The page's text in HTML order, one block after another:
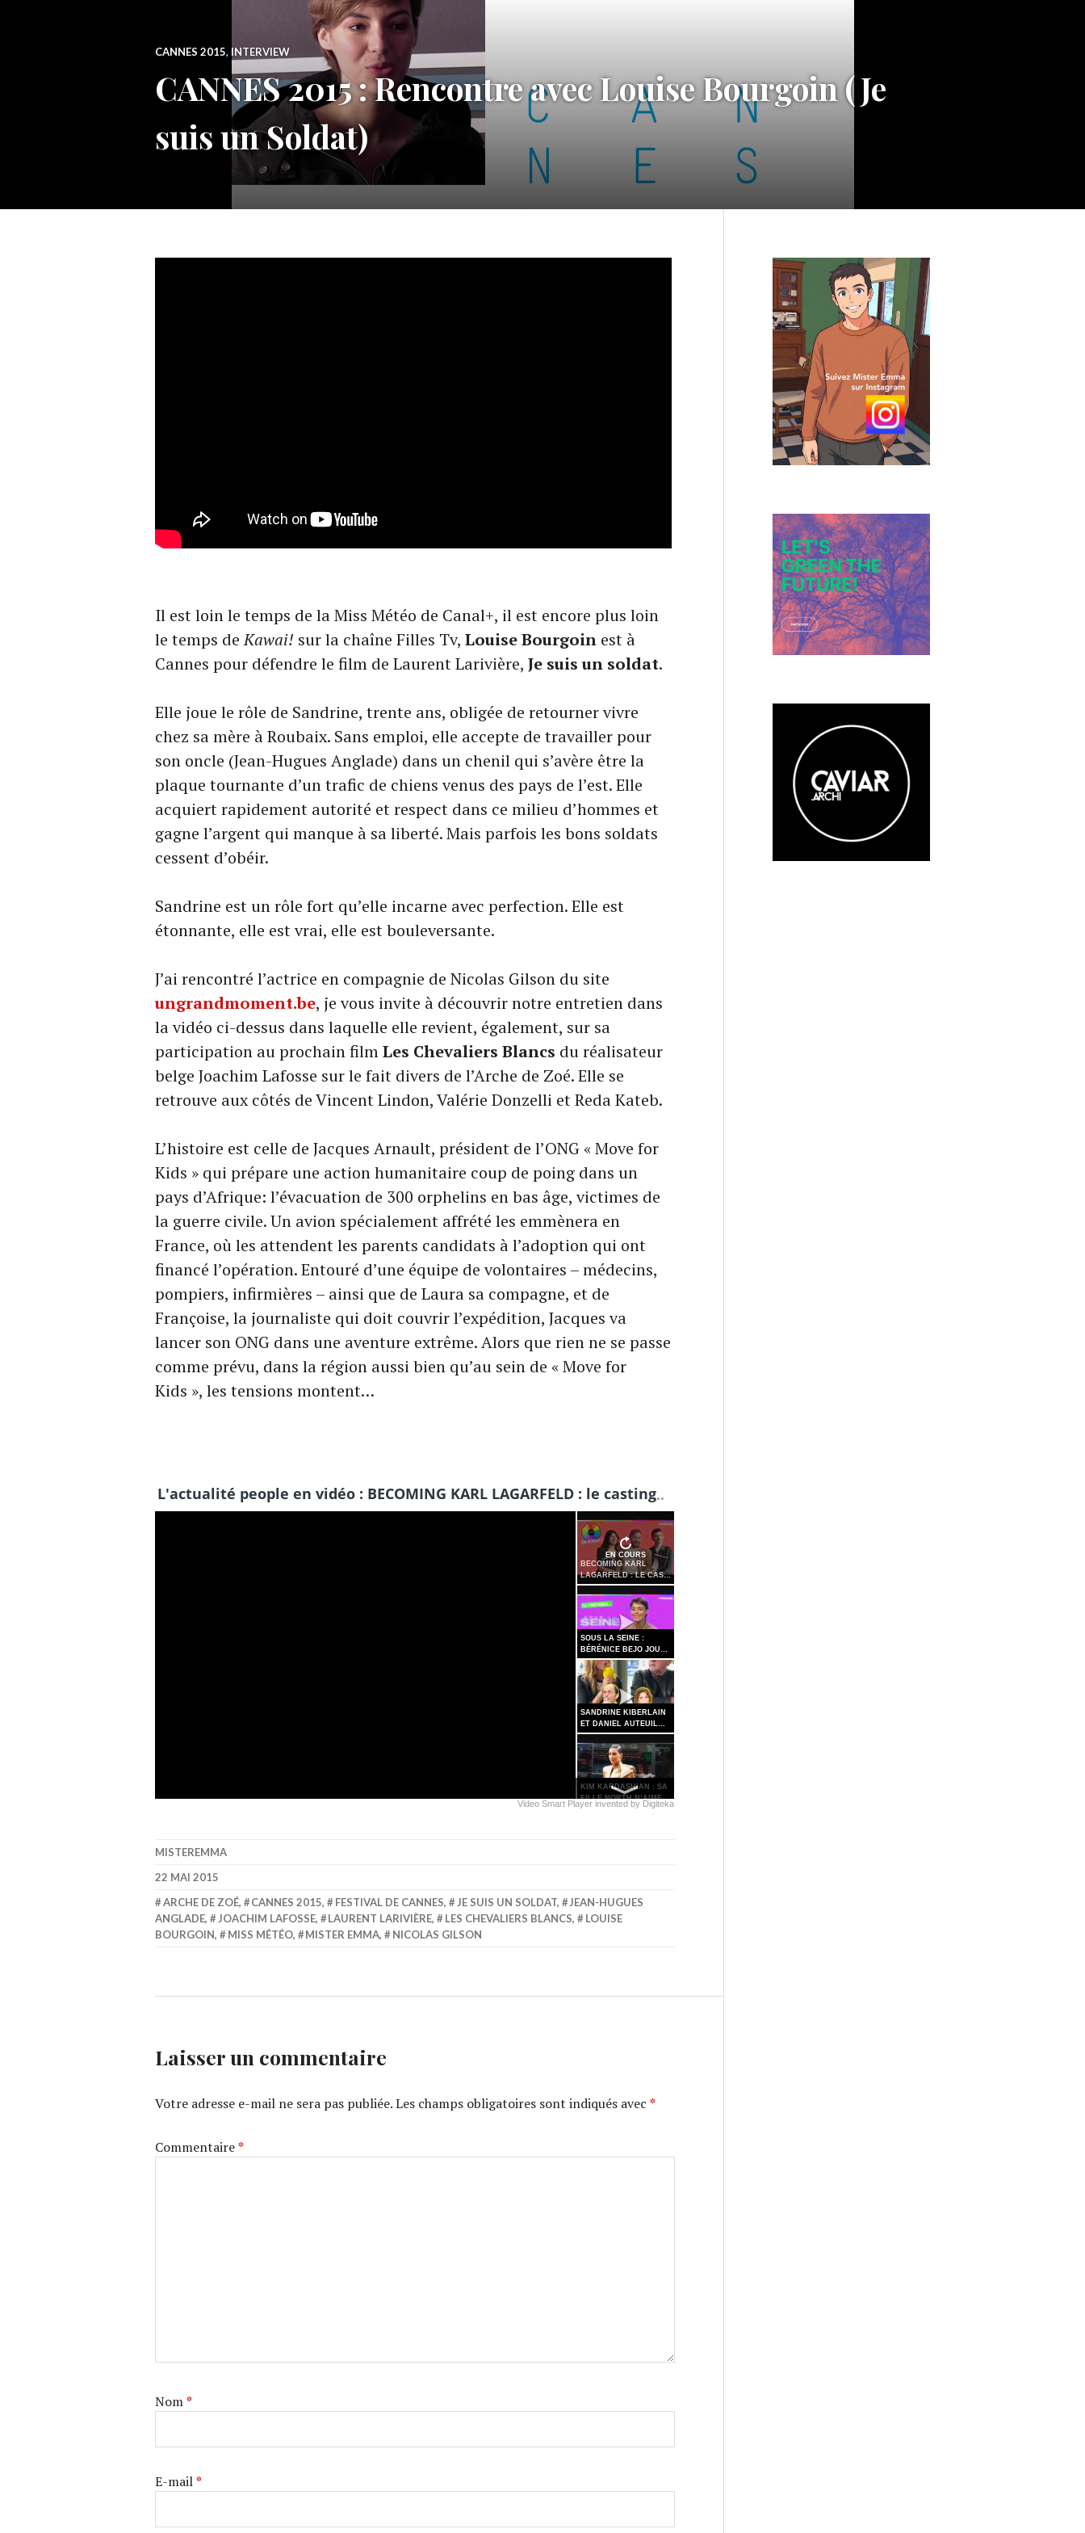
CANNES 2015, INTERVIEW
CANNES 2015 : Rencontre avec Louise Bourgoin (Je
suis un Soldat)
Il est loin le temps de la Miss Météo de Canal+, il est encore plus loin
le temps deKawai! sur la chaîne Filles Tv, Louise Bourgoin est à
Cannes pour défendre le film de Laurent Larivière, Je suis un soldat.
Elle joue le rôle de Sandrine, trente ans, obligée de retourner vivre
chez sa mère à Roubaix. Sans emploi, elle accepte de travailler pour
son oncle (Jean-Hugues Anglade) dans un chenil qui s’avère être la
plaque tournante d’un trafic de chiens venus des pays de l’est. Elle
acquiert rapidement autorité et respect dans ce milieu d’hommes et
gagne l’argent qui manque à sa liberté. Mais parfois les bons soldats
cessent d’obéir.
Sandrine est un rôle fort qu’elle incarne avec perfection. Elle est
étonnante, elle est vrai, elle est bouleversante.
J’ai rencontré l’actrice en compagnie de Nicolas Gilson du site
ungrandmoment.be, je vous invite à découvrir notre entretien dans
la vidéo ci-dessus dans laquelle elle revient, également, sur sa
participation au prochain filmLes Chevaliers Blancs du réalisateur
belge Joachim Lafosse sur le fait divers de l’Arche de Zoé. Elle se
retrouve aux côtés de Vincent Lindon, Valérie Donzelli et Reda Kateb.
L’histoire est celle de Jacques Arnault, président de l’ONG « Move for
Kids » qui prépare une action humanitaire coup de poing dans un
pays d’Afrique: l’évacuation de 300 orphelins en bas âge, victimes de
la guerre civile. Un avion spécialement affrété les emmènera en
France, où les attendent les parents candidats à l’adoption qui ont
financé l’opération. Entouré d’une équipe de volontaires – médecins,
pompiers, infirmières – ainsi que de Laura sa compagne, et de
Françoise, la journaliste qui doit couvrir l’expédition, Jacques va
lancer son ONG dans une aventure extrême. Alors que rien ne se passe
comme prévu, dans la région aussi bien qu’au sein de « Move for
Kids », les tensions montent…
L'actualité people en vidéo : BECOMING KARL LAGARFELD : le casting tourne la roue
BECOMING KARL
LAGARFELD : LE CAS…
EN COURS
SOUS LA SEINE :
BÉRÉNICE BEJO JOU…
SANDRINE KIBERLAIN
ET DANIEL AUTEUIL…
KIM KARDASHIAN : SA
FILLE NORTH N’AIME…
Video Smart Player invented by Digiteka
MISTEREMMA
22 MAI 2015
ARCHE DE ZOÉ, CANNES 2015, FESTIVAL DE CANNES, JE SUIS UN SOLDAT,
JEAN-HUGUES
ANGLADE, JOACHIM LAFOSSE, LAURENT LARIVIÈRE, LES CHEVALIERS BLANCS,
LOUISE
BOURGOIN, MISS MÉTÉO, MISTER EMMA, NICOLAS GILSON
Laisser un commentaire
Votre adresse e-mail ne sera pas publiée.Les champs obligatoires sont indiqués avec *
Commentaire*
Nom*
E-mail*